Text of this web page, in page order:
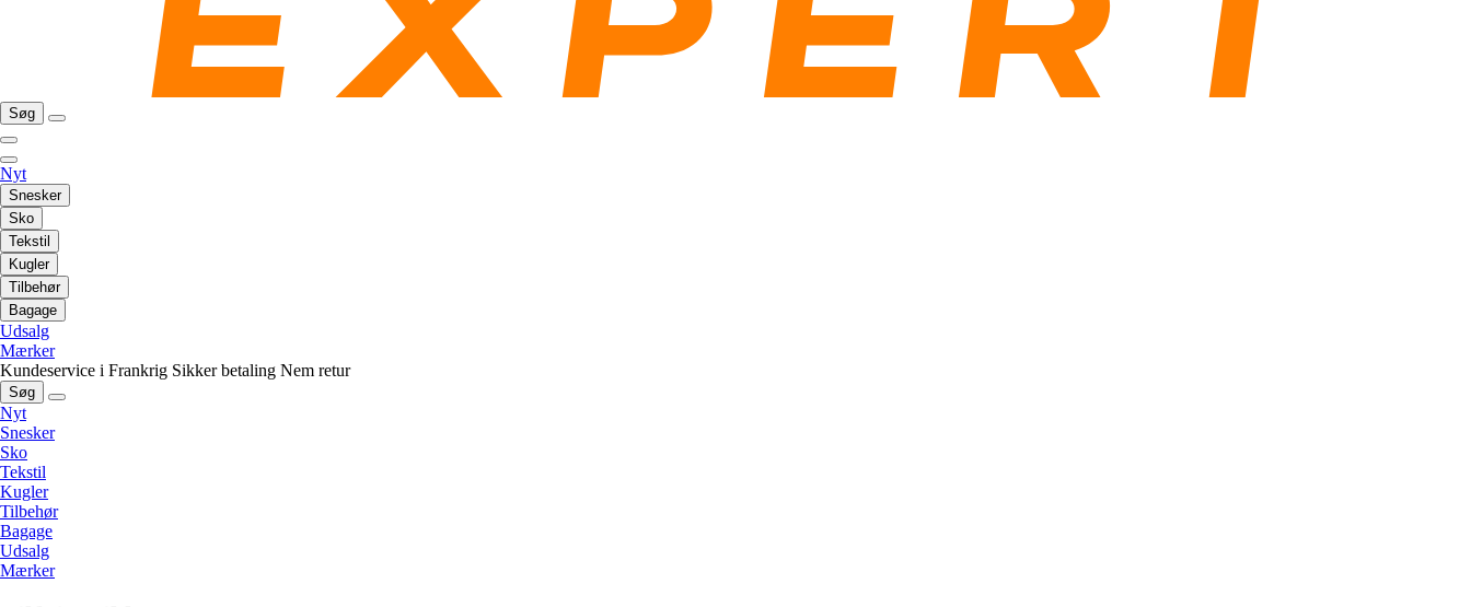
Søg
Nyt
Snesker
Sko
Tekstil
Kugler
Tilbehør
Bagage
Udsalg
Mærker
Kundeservice i Frankrig Sikker betaling Nem retur
Søg
Nyt
Snesker
Sko
Tekstil
Kugler
Tilbehør
Bagage
Udsalg
Mærker